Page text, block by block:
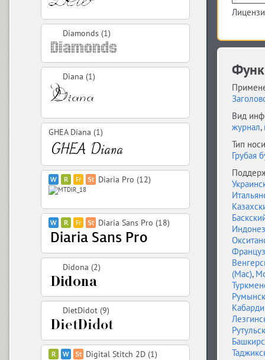
Diamonds (1)
Diana (1)
GHEA Diana (1)
Diaria Pro (12)
Diaria Sans Pro (18)
Didona (2)
DietDidot (9)
Digital Stitch 2D (1)
Вид
журнал,
Тип
Грубая
(Mac),